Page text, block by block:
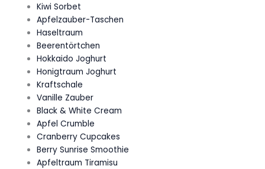
Kiwi Sorbet
Apfelzauber-Taschen
Haseltraum
Beerentörtchen
Hokkaido Joghurt
Honigtraum Joghurt
Kraftschale
Vanille Zauber
Black & White Cream
Apfel Crumble
Cranberry Cupcakes
Berry Sunrise Smoothie
Apfeltraum Tiramisu